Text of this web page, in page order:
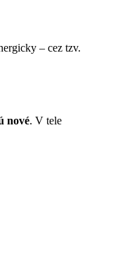
– cez tzv.
nové. V tele